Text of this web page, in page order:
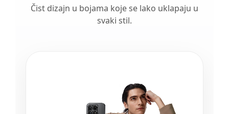
Čist dizajn u bojama koje se lako uklapaju u
svaki stil.